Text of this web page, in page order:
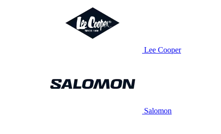
Lee Cooper
Salomon